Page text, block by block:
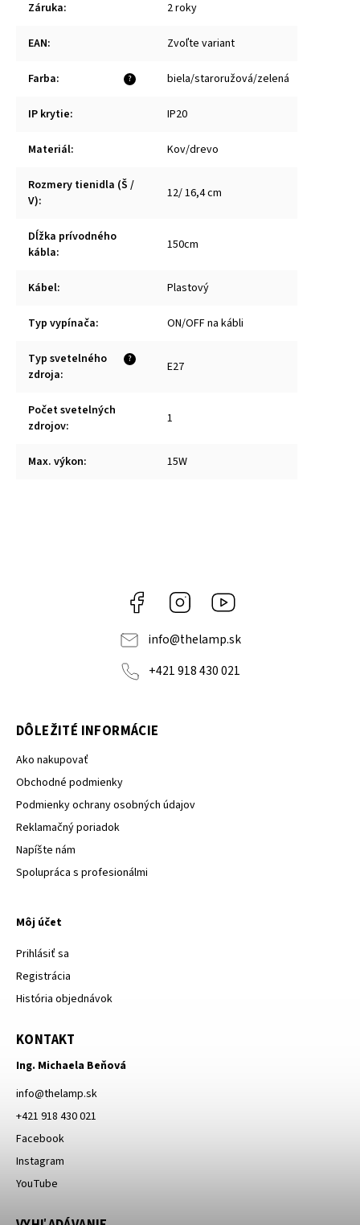
Záruka: 2 roky
EAN: Zvoľte variant
?
Farba: biela/staroružová/zelená
IP krytie: IP20
Materiál: Kov/drevo
Rozmery tienidla (Š /
V): 12/ 16,4 cm
Dĺžka prívodného
kábla: 150cm
Kábel: Plastový
Typ vypínača: ON/OFF na kábli
?
Typ svetelného
zdroja: E27
Počet svetelných
zdrojov: 1
Max. výkon: 15W
Facebook Instagram
info@thelamp.sk
+421 918 430 021
DÔLEŽITÉ INFORMÁCIE
Ako nakupovať
Obchodné podmienky
Podmienky ochrany osobných údajov
Reklamačný poriadok
Napíšte nám
Spolupráca s profesionálmi
Môj účet
Prihlásiť sa
Registrácia
História objednávok
KONTAKT
Ing. Michaela Beňová
info@thelamp.sk
+421 918 430 021
Facebook
Instagram
YouTube